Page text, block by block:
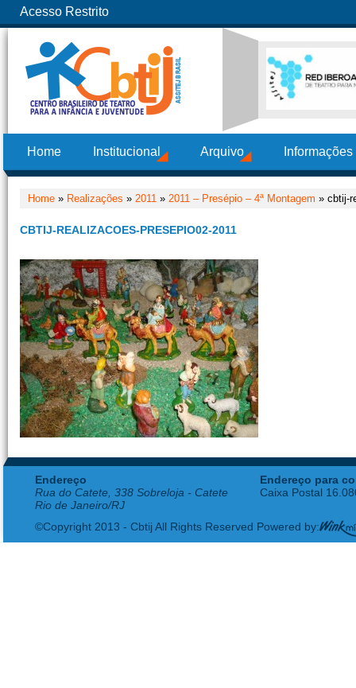
Acesso Restrito
Home Institucional Arquivo
Home » Realizações » 2011 » 2011 – Presépio – 4ª Montagem » cbtij-
CBTIJ-REALIZACOES-PRESEPIO02-2011
Endereço
Rua do Catete, 338 Sobreloja - Catete
Rio de Janeiro/RJ
Endereço para
Caixa Postal
©Copyright 2013 - Cbtij All Rights Reserved Powered by: